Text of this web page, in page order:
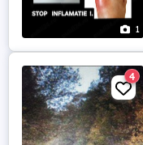
1
4